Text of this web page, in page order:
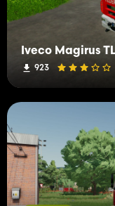
Iveco Magirus
923